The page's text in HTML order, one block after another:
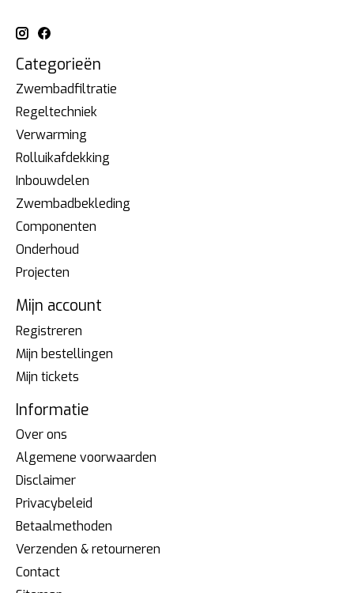
Categorieën
Zwembadfiltratie
Regeltechniek
Verwarming
Rolluikafdekking
Inbouwdelen
Zwembadbekleding
Componenten
Onderhoud
Projecten
Mijn account
Registreren
Mijn bestellingen
Mijn tickets
Informatie
Over ons
Algemene voorwaarden
Disclaimer
Privacybeleid
Betaalmethoden
Verzenden & retourneren
Contact